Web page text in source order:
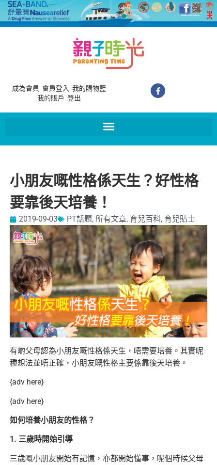
成為會員 會員登入 我的購物籃
我的賬戶 登出
小朋友嘅性格係天生？好性格
要靠後天培養！
2019-09-03 PT話題, 所有文章, 育兒百科, 育兒貼士
有啲父母認為小朋友嘅性格係天生，唔需要培養。其實呢
種想法並唔正確，小朋友嘅性格主要係靠後天培養。
{adv here}
{adv here}
如何培養小朋友的性格？
1. 三歲時開始引導
三歲嘅小朋友開始有記憶，亦都開始懂事，呢個時候父母